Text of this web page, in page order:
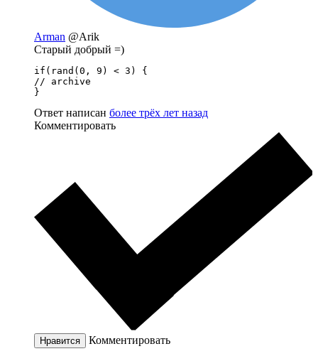
Arman @Arik
Старый добрый =)
if(rand(0, 9) < 3) {
// archive
}
Ответ написан более трёх лет назад
Комментировать
Нравится Комментировать